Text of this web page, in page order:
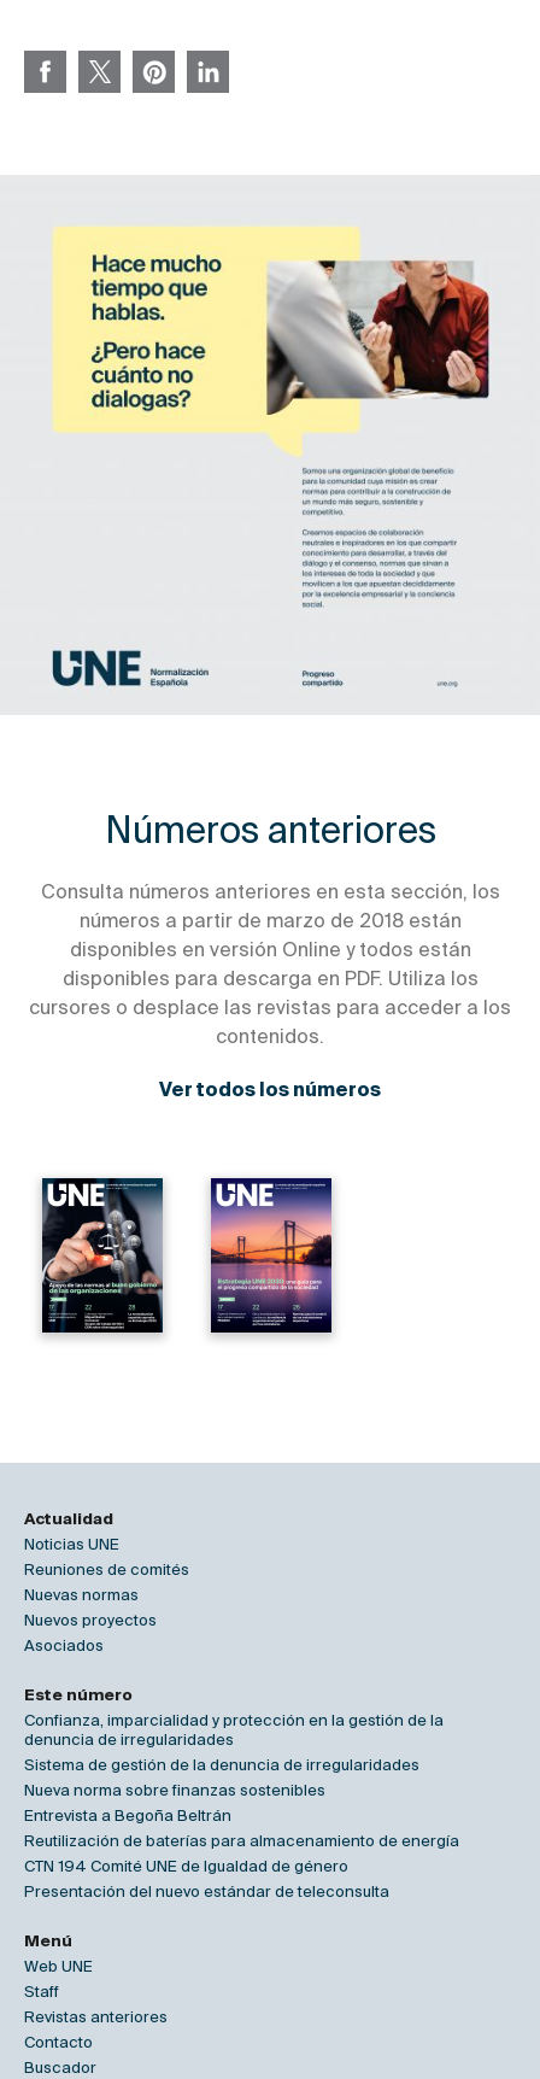
Números anteriores
Consulta números anteriores en esta sección, los
números a partir de marzo de 2018 están
disponibles en versión Online y todos están
disponibles para descarga en PDF. Utiliza los
cursores o desplace las revistas para acceder a los
contenidos.
Ver todos los números
Actualidad
Noticias UNE
Reuniones de comités
Nuevas normas
Nuevos proyectos
Asociados
Este número
Confianza, imparcialidad y protección en la gestión de la
denuncia de irregularidades
Sistema de gestión de la denuncia de irregularidades
Nueva norma sobre finanzas sostenibles
Entrevista a Begoña Beltrán
Reutilización de baterías para almacenamiento de energía
CTN 194 Comité UNE de Igualdad de género
Presentación del nuevo estándar de teleconsulta
Menú
Web UNE
Staff
Revistas anteriores
Contacto
Buscador